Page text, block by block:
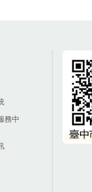
務中